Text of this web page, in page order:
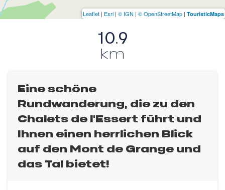
10.9
km
Eine schöne
Rundwanderung, die zu den
Chalets de l'Essert führt und
Ihnen einen herrlichen Blick
auf den Mont de Grange und
das Tal bietet!
Leaflet | Esri | © IGN | © OpenStreetMap | TouristicMaps